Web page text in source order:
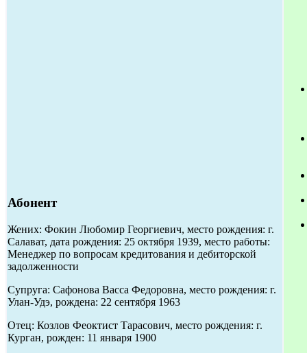
Абонент
Жених: Фокин Любомир Георгиевич, место рождения: г.
Салават, дата рождения: 25 октября 1939, место работы:
Менеджер по вопросам кредитования и дебиторской
задолженности
Супруга: Сафонова Васса Федоровна, место рождения: г.
Улан-Удэ, рождена: 22 сентября 1963
Отец: Козлов Феоктист Тарасович, место рождения: г.
Курган, рожден: 11 января 1900